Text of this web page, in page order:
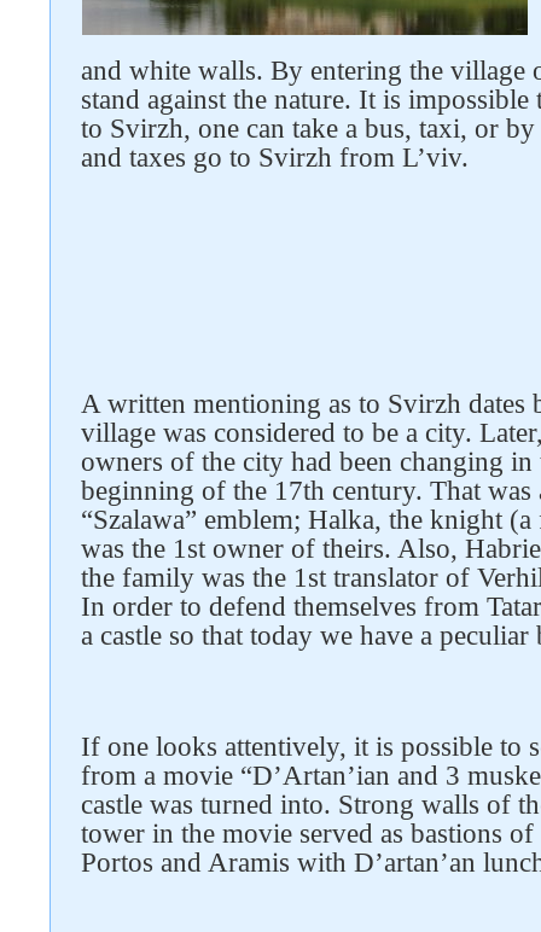
and white walls. By entering the village
stand against the nature. It is
to Svirzh, one can take a bus, taxi, or
and taxes go to Svirzh from L’viv.
A written mentioning as to Svirzh dates
village was considered to be a city.
owners of the city had been changing
beginning of the 17th century. That
“Szalawa” emblem; Halka, the knight
was the 1st owner of theirs. Also,
the family was the 1st translator of
In order to defend themselves from
a castle so that today we have a
If one looks attentively, it is possible to
from a movie “D’Artan’ian and 3
castle was turned into. Strong walls of
tower in the movie served as bastions
Portos and Aramis with D’artan’an
Follow us on social networks